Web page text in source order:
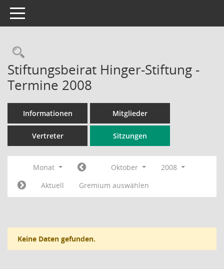
Toggle navigation
Rechercheauswahl
Stiftungsbeirat Hinger-Stiftung -
Termine 2008
Informationen Mitglieder
Vertreter Sitzungen
Monat Oktober
2008
Aktuell
Gremium auswählen
Keine Daten gefunden.